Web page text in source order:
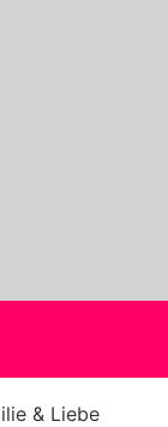
& Liebe